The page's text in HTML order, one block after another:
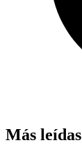
Más leídas